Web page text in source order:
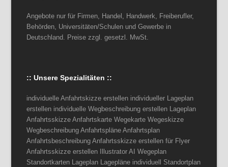
Angebote nur für Firmen, Handel, Handwerk, Freiberufler,
Behörden, Universitäten/Schulen und Gewerbe in
Deutschland. Preise zzgl. gesetzl. MwSt.
:: Unsere Spezialitäten ::
individuelle Anfahrtskizze erstellen individueller Lageplan
erstellen individuelle Wegbeschreibung erstellen Lageplan
Anfahrtsskizze Anfahrtskarte Wegekarte Wegeskizze
Wegbeschreibung Anfahrtspläne Anfahrtsplan
Anfahrtsbeschreibung Anfahrtsskizze erstellen für Flyer
Anfahrtsskizze erstellen Illustrator AI Wegeplan
Standortkarten Lageplan Lagepläne individuell Standortplan